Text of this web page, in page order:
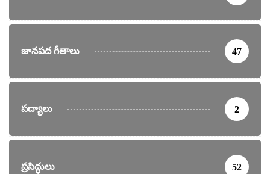
జానపద గీతాలు 47
పద్యాలు 2
ప్రసిద్ధులు 52